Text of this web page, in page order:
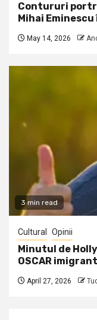
Contururi
Mihai
May 14, 2026
3 min read
Cultural Opinii
Minutul de
OSCAR
April 27, 2026